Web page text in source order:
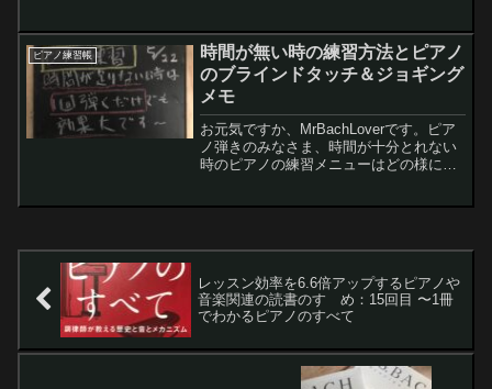
きな影がちらついて仕方がないように思
うのです。が、...
ピアノ練習帳
時間が無い時の練習方法とピアノ
のブラインドタッチ＆ジョギング
メモ
お元気ですか、MrBachLoverです。ピア
ノ弾きのみなさま、時間が十分とれない
時のピアノの練習メニューはどの様に組
レッスン効率を6.6倍アップするピアノや
音楽関連の読書のすゝめ：15回目 〜1冊
でわかるピアノのすべて